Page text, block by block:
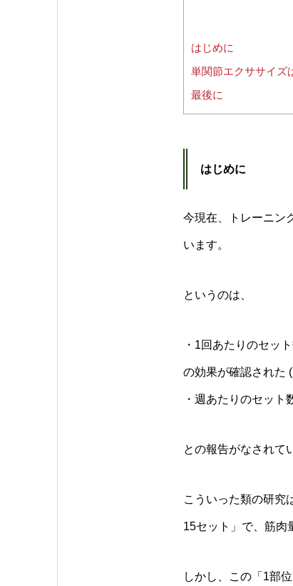
はじめに
単関節エクササイズ
最後に
はじめに
今現在、トレーニン
います。
というのは、
・1回あたりのセッ
の効果が確認された
・週あたりのセット
との報告がなされて
こういった類の研究
15セット」で、筋肉
しかし、この「1部